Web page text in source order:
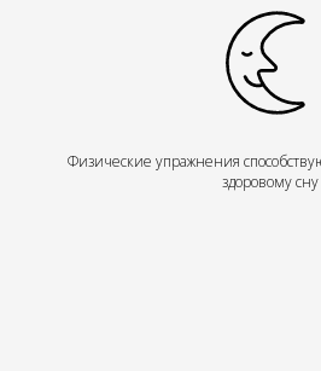
Физические упражнения
здоровому сну